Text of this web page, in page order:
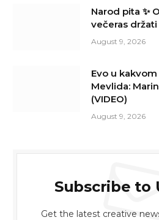
Narod pita ✨
večeras držati
August 9, 2026
Evo u
Mevlida:
(VIDEO)
August 9, 2026
Subscribe to
Get the latest creative